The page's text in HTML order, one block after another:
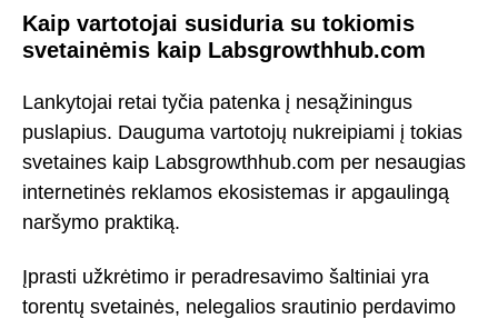
Kaip vartotojai susiduria su tokiomis
svetainėmis kaip Labsgrowthhub.com
Lankytojai retai tyčia patenka į nesąžiningus
puslapius. Dauguma vartotojų nukreipiami į tokias
svetaines kaip Labsgrowthhub.com per nesaugias
internetinės reklamos ekosistemas ir apgaulingą
naršymo praktiką.
Įprasti užkrėtimo ir peradresavimo šaltiniai yra
torentų svetainės, nelegalios srautinio perdavimo